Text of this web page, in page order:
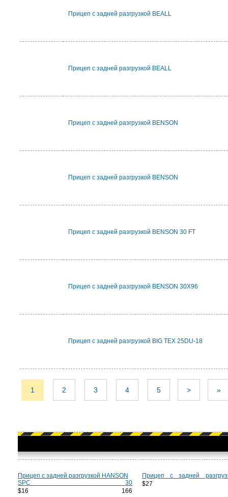
Прицеп с задней разгрузкой BEALL
Прицеп с задней разгрузкой BEALL
Прицеп с задней разгрузкой BENSON
Прицеп с задней разгрузкой BENSON
Прицеп с задней разгрузкой BENSON 30 FT
Прицеп с задней разгрузкой BENSON 30X96
Прицеп с задней разгрузкой BIG TEX 25DU-18
1 2 3 4 5 > »
Прицеп с задней разгрузкой HANSON
SPC 30
$16 166
Прицеп с задней
$27